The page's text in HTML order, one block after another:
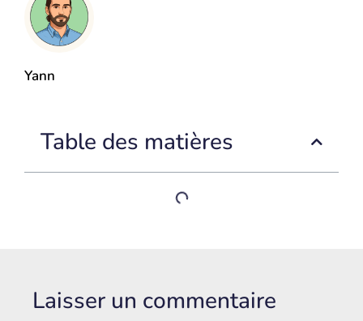
Yann
Table des matières
Laisser un commentaire